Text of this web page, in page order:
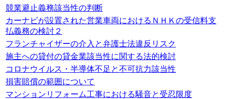
競業避止義務該当性の判断
カーナビが設置された営業車両におけるＮＨＫの受信料支
払義務の検討２
フランチャイザーの介入と弁護士法違反リスク
施主への貸付の貸金業該当性に関する法的検討
コロナウイルス・半導体不足と不可抗力該当性
損害賠償の範囲について
マンションリフォーム工事における騒音と受忍限度